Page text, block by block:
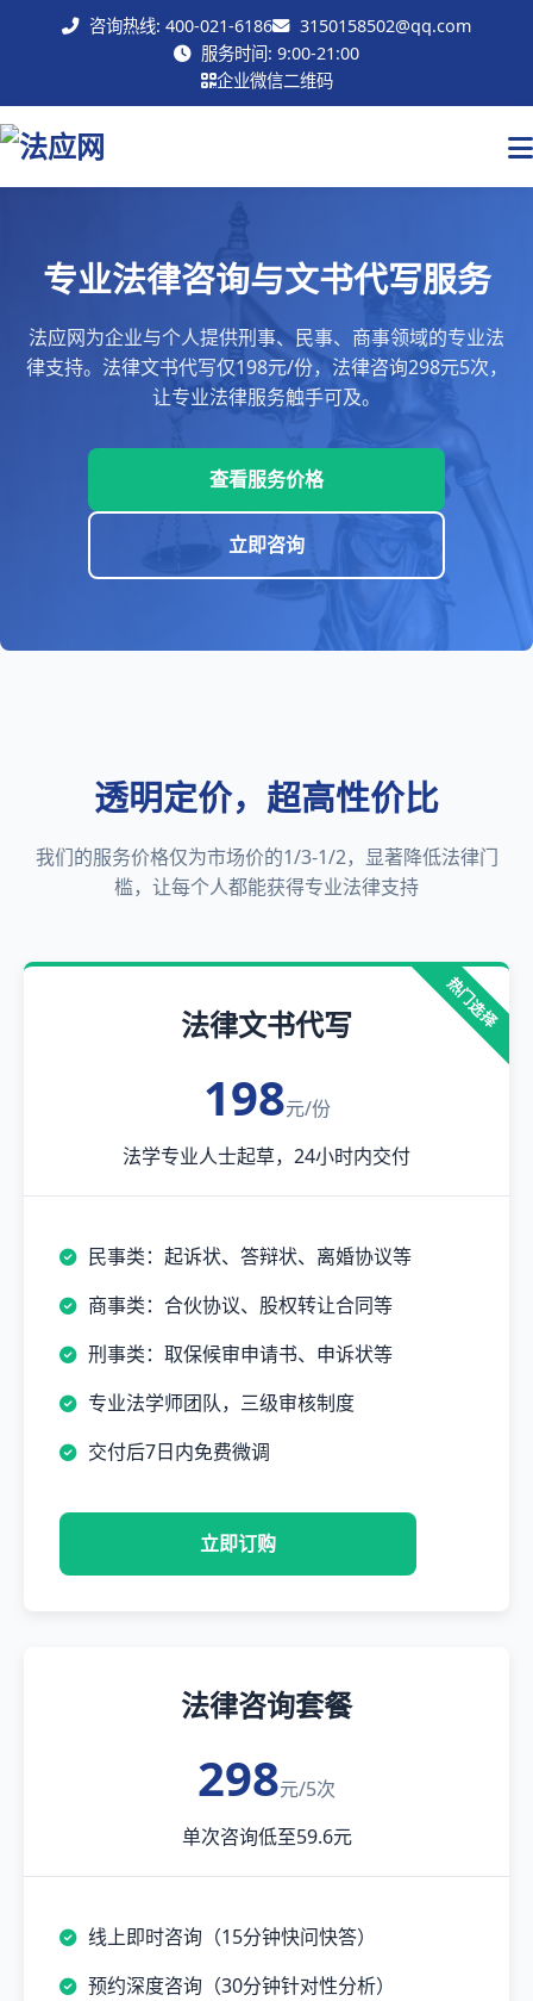
咨询热线: 400-021-6186
3150158502@qq.com
服务时间: 9:00-21:00
企业微信二维码
专业法律咨询与文书代写服务
法应网为企业与个人提供刑事、民事、商事领域的专业法
律支持。法律文书代写仅198元/份，法律咨询298元5次，
让专业法律服务触手可及。
查看服务价格
立即咨询
透明定价，超高性价比
我们的服务价格仅为市场价的1/3-1/2，显著降低法律门
槛，让每个人都能获得专业法律支持
热门选择
法律文书代写
198元/份
法学专业人士起草，24小时内交付
民事类：起诉状、答辩状、离婚协议等
商事类：合伙协议、股权转让合同等
刑事类：取保候审申请书、申诉状等
专业法学师团队，三级审核制度
交付后7日内免费微调
立即订购
法律咨询套餐
298元/5次
单次咨询低至59.6元
线上即时咨询（15分钟快问快答）
预约深度咨询（30分钟针对性分析）